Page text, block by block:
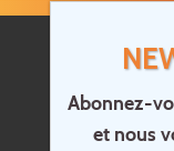
Abonnez-
et nous